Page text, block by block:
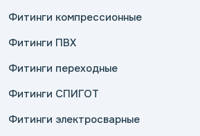
Фитинги компрессионные
Фитинги ПВХ
Фитинги переходные
Фитинги СПИГОТ
Фитинги электросварные